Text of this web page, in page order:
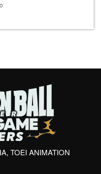
TOEI ANIMATION